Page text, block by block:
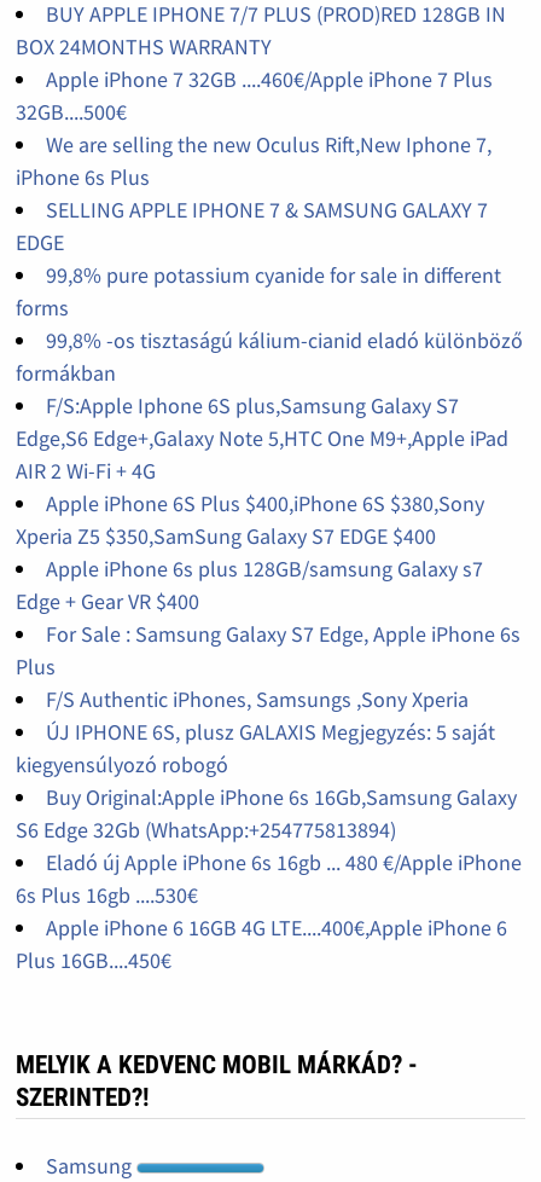
BUY APPLE IPHONE 7/7 PLUS (PROD)RED 128GB IN
BOX 24MONTHS WARRANTY
Apple iPhone 7 32GB ....460€/Apple iPhone 7 Plus
32GB....500€
We are selling the new Oculus Rift,New Iphone 7,
iPhone 6s Plus
SELLING APPLE IPHONE 7 & SAMSUNG GALAXY 7
EDGE
99,8% pure potassium cyanide for sale in different
forms
99,8% -os tisztaságú kálium-cianid eladó különböző
formákban
F/S:Apple Iphone 6S plus,Samsung Galaxy S7
Edge,S6 Edge+,Galaxy Note 5,HTC One M9+,Apple iPad
AIR 2 Wi-Fi + 4G
Apple iPhone 6S Plus $400,iPhone 6S $380,Sony
Xperia Z5 $350,SamSung Galaxy S7 EDGE $400
Apple iPhone 6s plus 128GB/samsung Galaxy s7
Edge + Gear VR $400
For Sale : Samsung Galaxy S7 Edge, Apple iPhone 6s
Plus
F/S Authentic iPhones, Samsungs ,Sony Xperia
ÚJ IPHONE 6S, plusz GALAXIS Megjegyzés: 5 saját
kiegyensúlyozó robogó
Buy Original:Apple iPhone 6s 16Gb,Samsung Galaxy
S6 Edge 32Gb (WhatsApp:+254775813894)
Eladó új Apple iPhone 6s 16gb ... 480 €/Apple iPhone
6s Plus 16gb ....530€
Apple iPhone 6 16GB 4G LTE....400€,Apple iPhone 6
Plus 16GB....450€
MELYIK A KEDVENC MOBIL MÁRKÁD? -
SZERINTED?!
Samsung